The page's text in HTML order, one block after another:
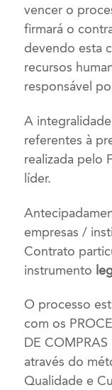
vencer o
firmará o
devendo esta
recursos
responsável
A
referentes à
realizada pelo
líder.
empresas /
Contrato
instrumento
O processo
com os
DE
através do
Qualidade e